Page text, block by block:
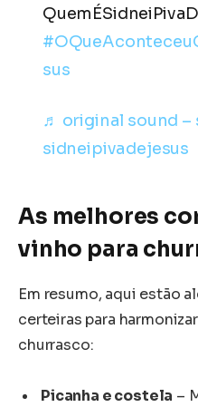
sus
♬ original sound –
sidneipivadejesus
As melhores
vinho para
Em resumo, aqui estão
certeiras para
churrasco:
Picanha e costela –